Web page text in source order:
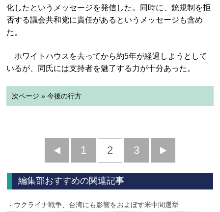
化したというメッセージを発信した。同時に、銃規制を拒
否する議会共和党に責任があるというメッセージも含め
た。
ホワイトハウスを去ってから約5年が経過しようとして
いるが、同氏には支持者を魅了する力が十分あった。
次ページ » 今後の行方
前
へ
1 2 3
へ
編集部おすすめの関連記事
ウクライナ戦争、台湾にも影響をおよぼす米中間選挙